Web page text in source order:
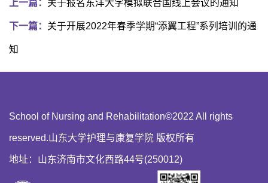
上一篇： 关于报名东洋大学模拟联合国线上会议的通知
下一篇： 关于开展2022年春季学期“添翼工程”系列培训的通
知
School of Nursing and Rehabilitation©2022 All rights
reserved.山东大学护理与康复学院 版权所有
地址：山东济南市文化西路44号(250012)